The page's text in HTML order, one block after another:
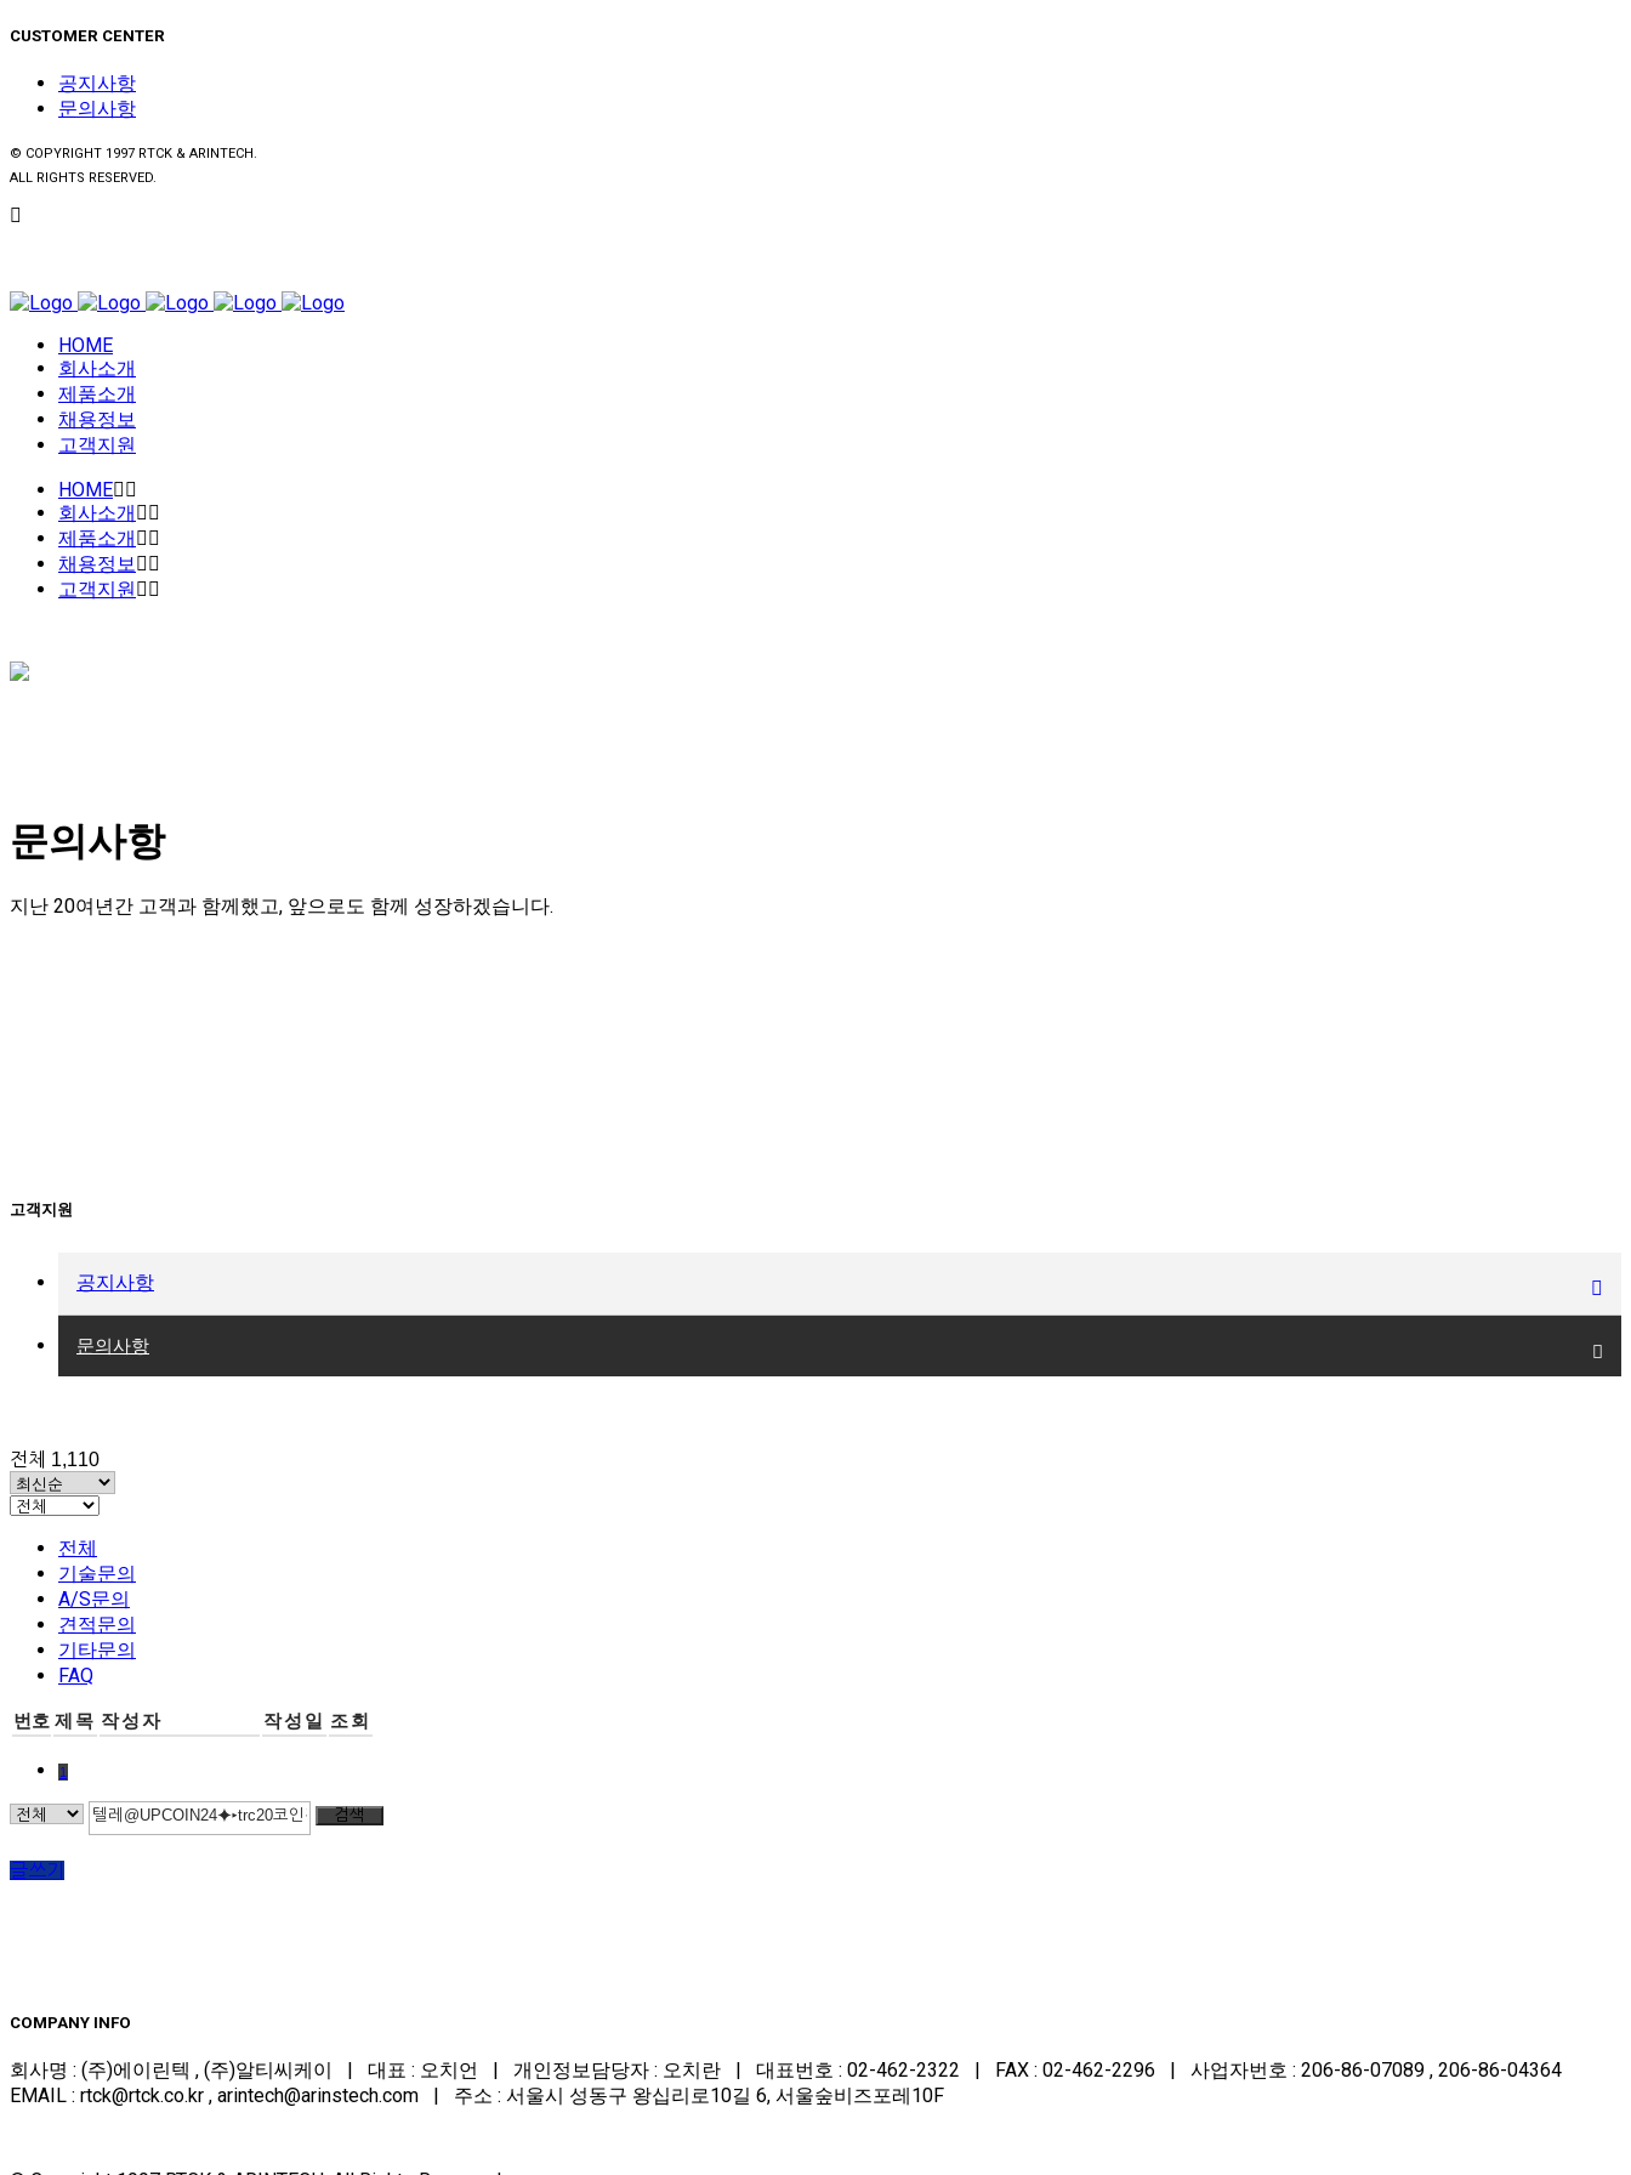
CUSTOMER CENTER
공지사항
문의사항
© COPYRIGHT 1997 RTCK & ARINTECH.
ALL RIGHTS RESERVED.
HOME
회사소개
제품소개
채용정보
고객지원
HOME
회사소개
제품소개
채용정보
고객지원
문의사항
지난 20여년간 고객과 함께했고, 앞으로도 함께 성장하겠습니다.
고객지원
공지사항
문의사항
전체 1,110
전체
기술문의
A/S문의
견적문의
기타문의
FAQ
번호 제목 작성자 작성일 조회
1
검색
글쓰기
COMPANY INFO
회사명 : (주)에이린텍 , (주)알티씨케이 | 대표 : 오치언 | 개인정보담당자 : 오치란 | 대표번호 : 02-462-2322 | FAX : 02-462-2296 | 사업자번호 : 206-86-07089 , 206-86-04364
EMAIL : rtck@rtck.co.kr , arintech@arinstech.com | 주소 : 서울시 성동구 왕십리로10길 6, 서울숲비즈포레10F